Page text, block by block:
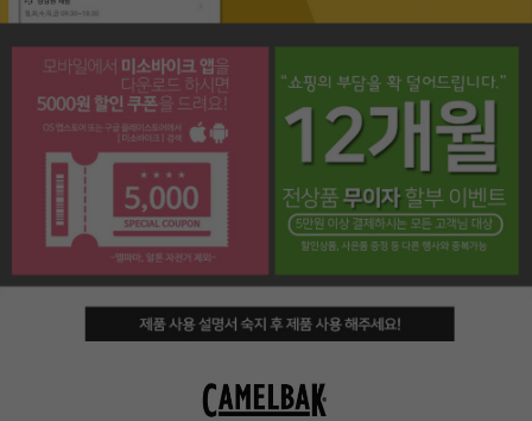
페이코 라이프